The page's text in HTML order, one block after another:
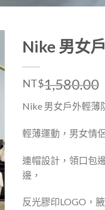
Nike 男女
NT$1,580.00
Nike 男女戶外輕薄
輕薄運動，男女情
連帽設計，領口包
邊，
反光膠印LOGO，